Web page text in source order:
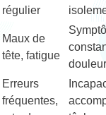
régulier
Maux de
tête, fatigue
Erreurs
fréquentes,